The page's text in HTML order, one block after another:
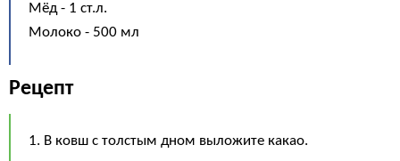
Мёд - 1 ст.л.
Молоко - 500 мл
Рецепт
1. В ковш с толстым дном выложите какао.